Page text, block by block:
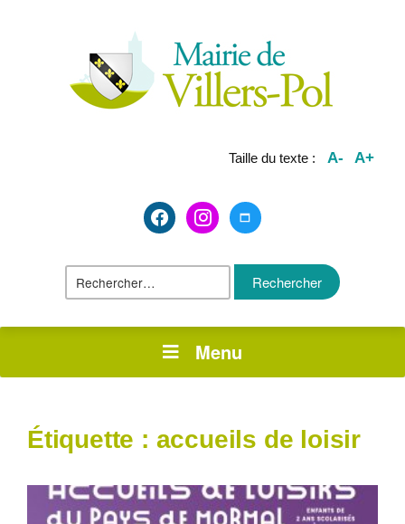
Taille du texte : A- A+
facebook2instagrammaximize
Rechercher :
Menu
Étiquette : accueils de loisir